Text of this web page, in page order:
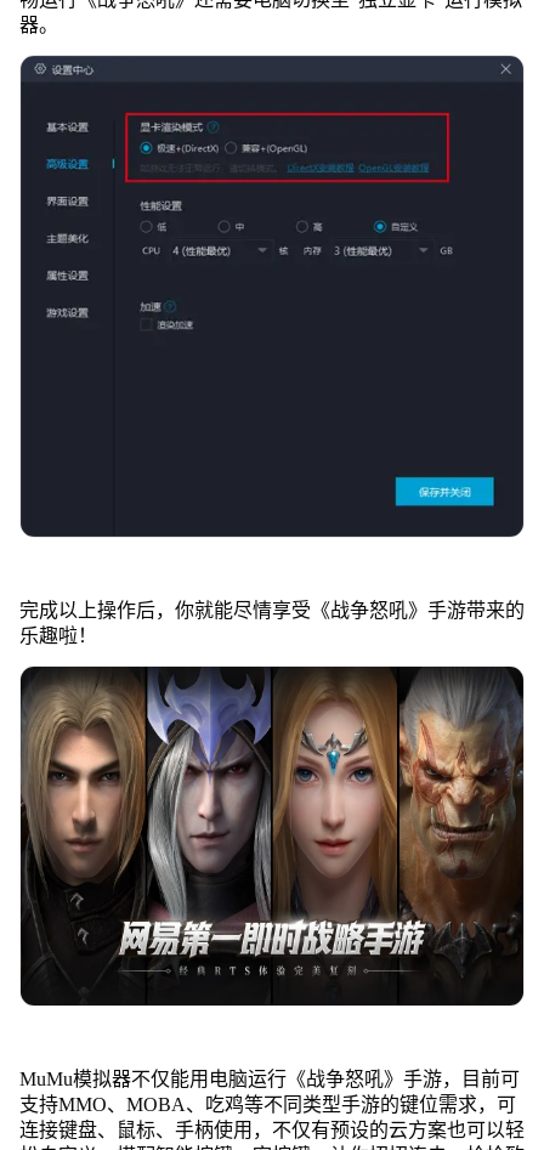
器。
完成以上操作后，你就能尽情享受《战争怒吼》手游带来的
乐趣啦！
MuMu模拟器不仅能用电脑运行《战争怒吼》手游，目前可
支持MMO、MOBA、吃鸡等不同类型手游的键位需求，可
连接键盘、鼠标、手柄使用，不仅有预设的云方案也可以轻